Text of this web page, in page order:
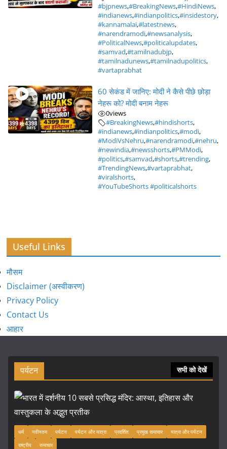
#bjpnews,#BreakingNews,#HindiNews,
#indianews,#indianpolitics,#insidestory,
#kannamalai,#latestnews,
#narendramodi,#newsanalysis,
#PoliticalNews,#politicalupdates,
#samvad,#tamilnadubjp,
#tamilnadunews,#tamilnadupolitics,
#vartaprabhat
60 सेकंड में जानिए: मोदी ने कैसे पीछे छोड़ा
नेहरू को? मोदी बनाम नेहरू
0views
#BreakingNews,#hindishorts,
#indianews,#indianpolitics,#modi,
#ModiVsNehru,#narendramodi,#nehru,
#newindia,#newsshorts,#PMModi,
#politics,#samvad,#shorts,#trending,
#TrendingNews,#vartaprabhat,
#viralshorts,
#YouTubeShorts #politicalshorts
Useful Links
मौसम
Disclaimer (अस्वीकरण)
Privacy Policy
Contact Us
आहार
पर्यटन सभी को देखें
धर्म नवीनतम पर्यटन पर्यटन और यात्रा प्रदर्शित प्रमुख समाचार
यात्रा और पर्यटन
राष्ट्रीय
समाचार